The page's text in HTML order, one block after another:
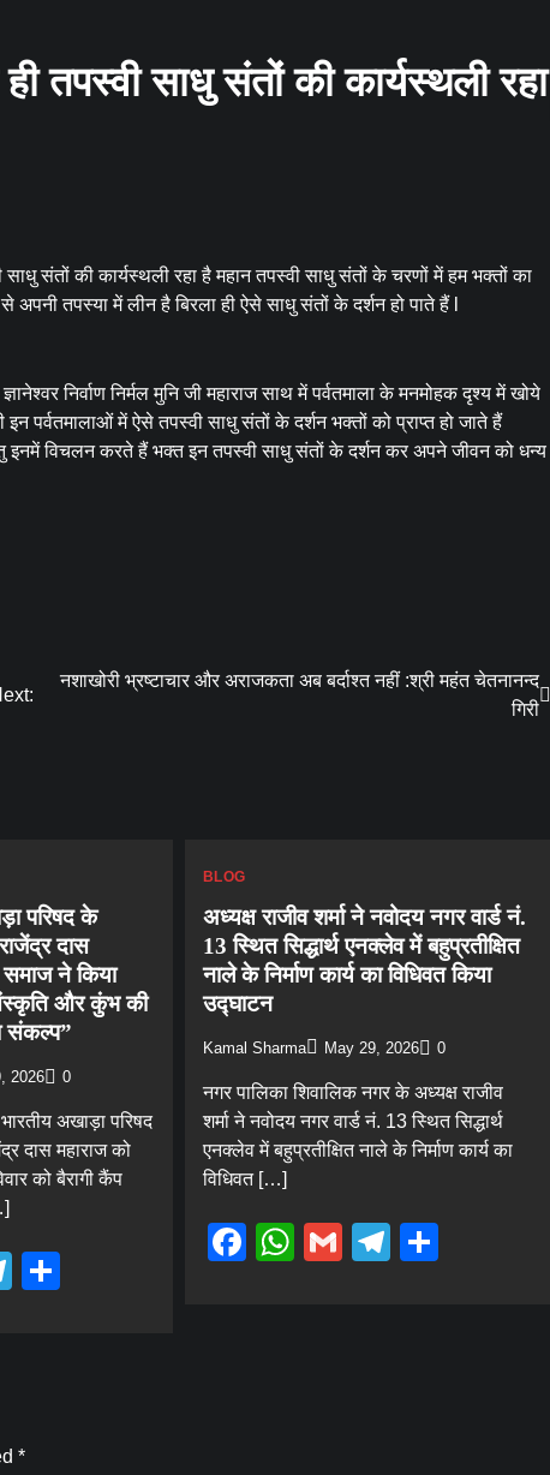
तपस्वी साधु संतों की कार्यस्थली रहा
संतों की कार्यस्थली रहा है महान तपस्वी साधु संतों के चरणों में हम भक्तों का
तपस्या में लीन है बिरला ही ऐसे साधु संतों के दर्शन हो पाते हैं l
निर्वाण निर्मल मुनि जी महाराज साथ में पर्वतमाला के मनमोहक दृश्य में खोये
पर्वतमालाओं में ऐसे तपस्वी साधु संतों के दर्शन भक्तों को प्राप्त हो जाते हैं
इनमें विचलन करते हैं भक्त इन तपस्वी साधु संतों के दर्शन कर अपने जीवन को धन्य
नशाखोरी भ्रष्टाचार और अराजकता अब बर्दाश्त नहीं :श्री महंत चेतनानन्द
गिरी
परिषद के
दास
समाज ने किया
और कुंभ की
संकल्प”
2026 0
अखाड़ा परिषद
दास महाराज को
को बैरागी कैंप
Telegram
BLOG
अध्यक्ष राजीव शर्मा ने नवोदय नगर वार्ड नं.
13 स्थित सिद्धार्थ एनक्लेव में बहुप्रतीक्षित
नाले के निर्माण कार्य का विधिवत किया
उद्घाटन
Kamal Sharma May 29, 2026 0
नगर पालिका शिवालिक नगर के अध्यक्ष राजीव
शर्मा ने नवोदय नगर वार्ड नं. 13 स्थित सिद्धार्थ
एनक्लेव में बहुप्रतीक्षित नाले के निर्माण कार्य का
विधिवत […]
Facebook
WhatsApp
GmailTelegram
*